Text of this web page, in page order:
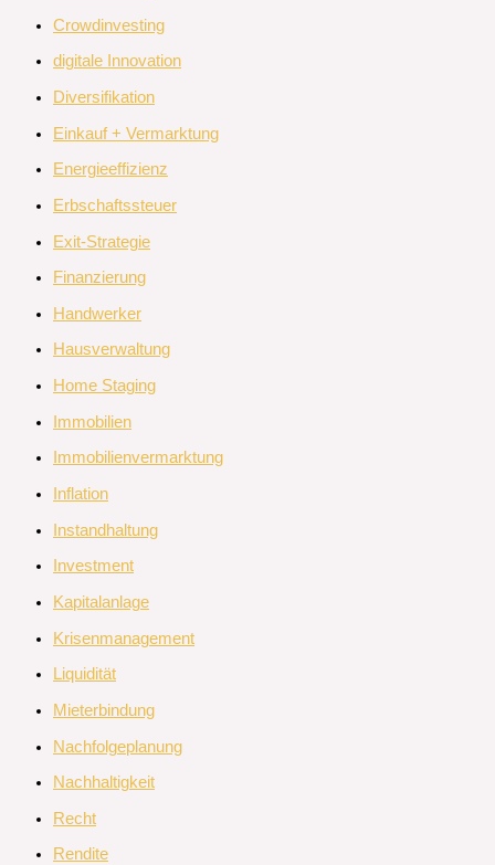
Crowdinvesting
digitale Innovation
Diversifikation
Einkauf + Vermarktung
Energieeffizienz
Erbschaftssteuer
Exit-Strategie
Finanzierung
Handwerker
Hausverwaltung
Home Staging
Immobilien
Immobilienvermarktung
Inflation
Instandhaltung
Investment
Kapitalanlage
Krisenmanagement
Liquidität
Mieterbindung
Nachfolgeplanung
Nachhaltigkeit
Recht
Rendite